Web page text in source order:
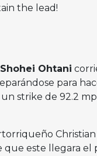
the lead!
Shohei Ohtani
para
strike de 92.2
que este llegara el